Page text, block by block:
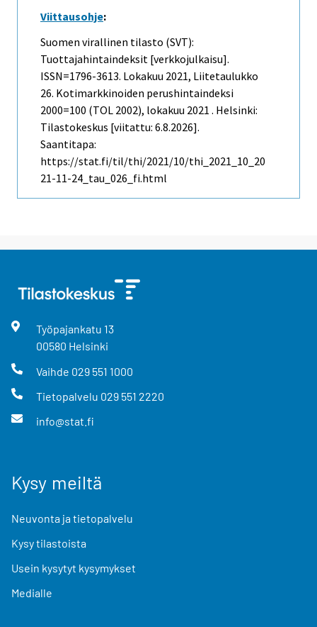
Viittausohje:
Suomen virallinen tilasto (SVT):
Tuottajahintaindeksit [verkkojulkaisu].
ISSN=1796-3613. Lokakuu 2021, Liitetaulukko
26. Kotimarkkinoiden perushintaindeksi
2000=100 (TOL 2002), lokakuu 2021 . Helsinki:
Tilastokeskus [viitattu: 6.8.2026].
Saantitapa:
https://stat.fi/til/thi/2021/10/thi_2021_10_20
21-11-24_tau_026_fi.html
Työpajankatu 13
00580 Helsinki
Vaihde 029 551 1000
Tietopalvelu 029 551 2220
info@stat.fi
Kysy meiltä
Neuvonta ja tietopalvelu
Kysy tilastoista
Usein kysytyt kysymykset
Medialle